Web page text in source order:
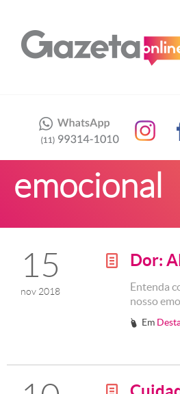
emocional
15
nov 2018
g Dor:
Entenda
nosso
# Em